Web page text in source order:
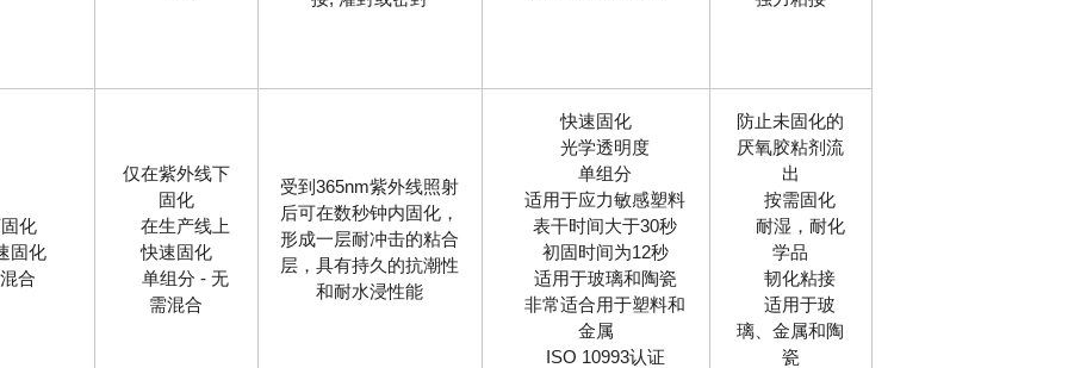
化
固化
合
仅在紫外线下
固化
在生产线上
快速固化
单组分 - 无
需混合
受到365nm紫外线照射
后可在数秒钟内固化，
形成一层耐冲击的粘合
层，具有持久的抗潮性
和耐水浸性能
快速固化
光学透明度
单组分
适用于应力敏感塑料
表干时间大于30秒
初固时间为12秒
适用于玻璃和陶瓷
非常适合用于塑料和
金属
ISO 10993认证
防止未固化的
厌氧胶粘剂流
出
按需固化
耐湿，耐化
学品
韧化粘接
适用于玻
璃、金属和陶
瓷